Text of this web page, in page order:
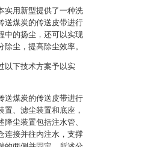
实用新型提供了一种洗
送煤炭的传送皮带进行
中的扬尘，还可以实现
尘，提高除尘效率。
以下技术方案予以实
送煤炭的传送皮带进行
、滤尘装置和底座，
尘装置包括注水管、
连接并往内注水，支撑